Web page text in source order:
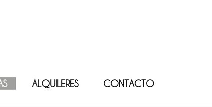
ALQUILERES CONTACTO